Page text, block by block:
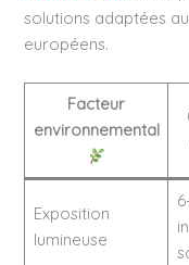
solutions adaptées
européens.
Facteur
environnemental
Exposition
lumineuse